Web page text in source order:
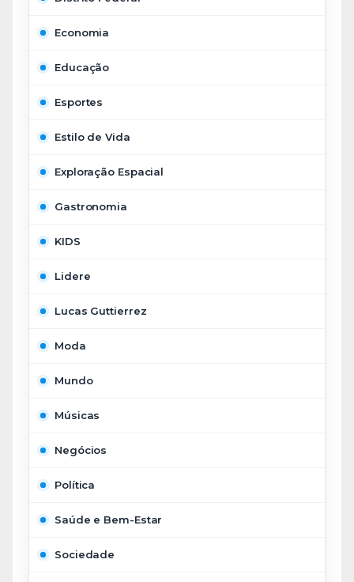
Economia
Educação
Esportes
Estilo de Vida
Exploração Espacial
Gastronomia
KIDS
Lidere
Lucas Guttierrez
Moda
Mundo
Músicas
Negócios
Política
Saúde e Bem-Estar
Sociedade